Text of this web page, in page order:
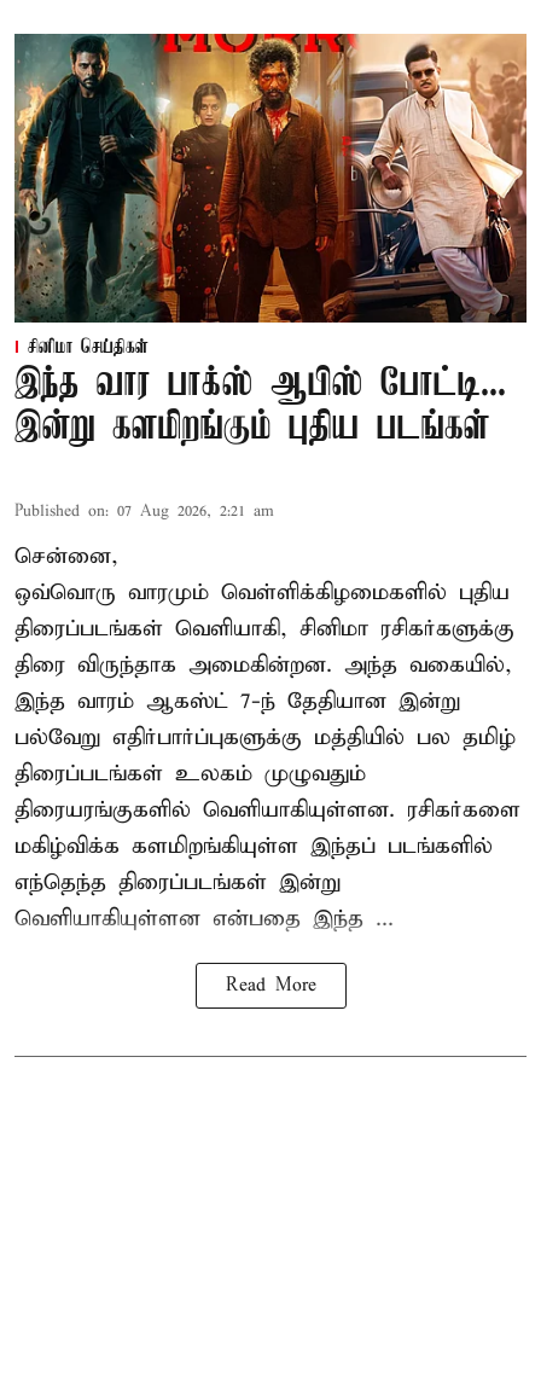
சினிமா செய்திகள்
இந்த வார பாக்ஸ் ஆபிஸ் போட்டி...
இன்று களமிறங்கும் புதிய படங்கள்
Published on: 07 Aug 2026, 2:21 am
சென்னை,
ஒவ்வொரு வாரமும் வெள்ளிக்கிழமைகளில் புதிய
திரைப்படங்கள் வெளியாகி, சினிமா ரசிகர்களுக்கு
திரை விருந்தாக அமைகின்றன. அந்த வகையில்,
இந்த வாரம் ஆகஸ்ட் 7-ந் தேதியான இன்று
பல்வேறு எதிர்பார்ப்புகளுக்கு மத்தியில் பல தமிழ்
திரைப்படங்கள் உலகம் முழுவதும்
திரையரங்குகளில் வெளியாகியுள்ளன. ரசிகர்களை
மகிழ்விக்க களமிறங்கியுள்ள இந்தப் படங்களில்
எந்தெந்த திரைப்படங்கள் இன்று
வெளியாகியுள்ளன என்பதை இந்த ...
Read More